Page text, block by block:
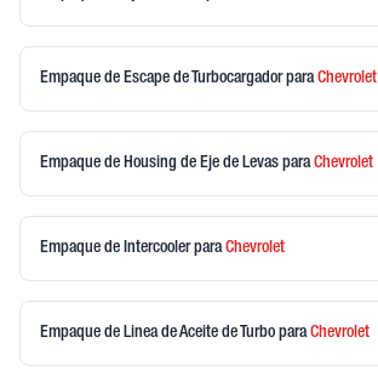
Empaque de Escape de TurbocargadorparaChevrolet
Empaque de Housing de Eje de Levas paraChevrolet
Empaque de IntercoolerparaChevrolet
Empaque de Linea de Aceite de Turbo paraChevrolet